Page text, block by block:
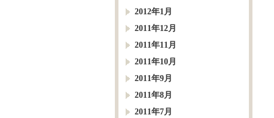
2012年1月
2011年12月
2011年11月
2011年10月
2011年9月
2011年8月
2011年7月